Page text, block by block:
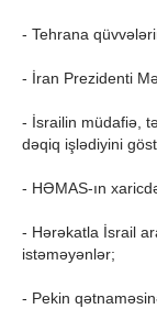
- Tehrana
- İran Prezidenti
- İsrailin müdafiə,
dəqiq işlədiyini
- HƏMAS-ın
- Hərəkatla İsrail
istəməyənlər;
- Pekin